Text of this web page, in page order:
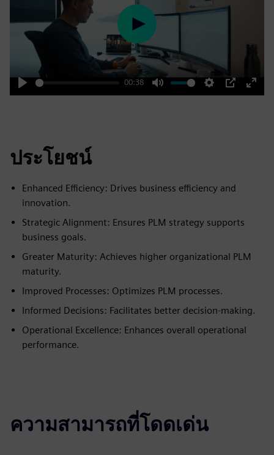
Play
00:38
Mute Settings
PIP
Enter
Play
ประโยชน์
Enhanced Efficiency: Drives business efficiency and
innovation.
Strategic Alignment: Ensures PLM strategy supports
business goals.
Greater Maturity: Achieves higher organizational PLM
maturity.
Improved Processes: Optimizes PLM processes.
Informed Decisions: Facilitates better decision-making.
Operational Excellence: Enhances overall operational
performance.
ความสามารถที่โดดเด่น